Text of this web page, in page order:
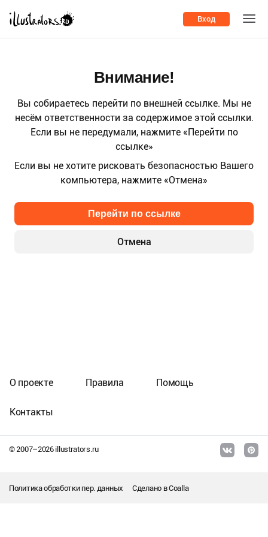
Вход
Внимание!
Вы собираетесь перейти по внешней ссылке. Мы не
несём ответственности за содержимое этой ссылки.
Если вы не передумали, нажмите «Перейти по
ссылке»
Если вы не хотите рисковать безопасностью Вашего
компьютера, нажмите «Отмена»
Отмена
Перейти по ссылке
© 2007–2026illustrators.ru
О проекте Правила Помощь
Контакты
Политика обработки пер. данных Сделано вCoalla